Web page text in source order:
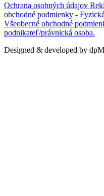
Ochrana osobných údajov
obchodné podmienky -
Všeobecné obchodné
podnikateľ/právnická osoba.
Designed & developed by